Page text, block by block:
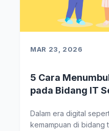
MAR 23, 2026
5 Cara
pada Bidang IT
Dalam era digital
kemampuan di bidang